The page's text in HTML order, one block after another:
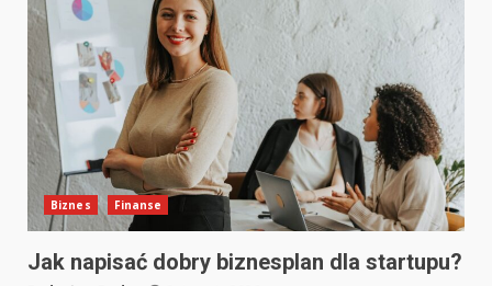
Biznes Finanse
Jak napisać dobry biznesplan dla startupu?